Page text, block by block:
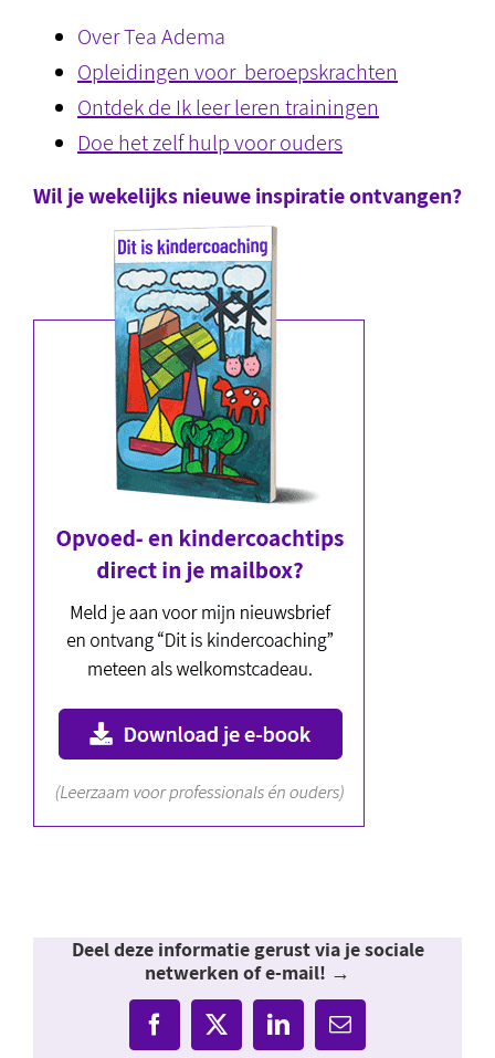
Over Tea Adema
Opleidingen voor beroepskrachten
Ontdek de Ik leer leren trainingen
Doe het zelf hulp voor ouders
Wil je wekelijks nieuwe inspiratie ontvangen?
Deel deze informatie gerust via je sociale
netwerken of e-mail! →
Facebook
X LinkedIn
E-